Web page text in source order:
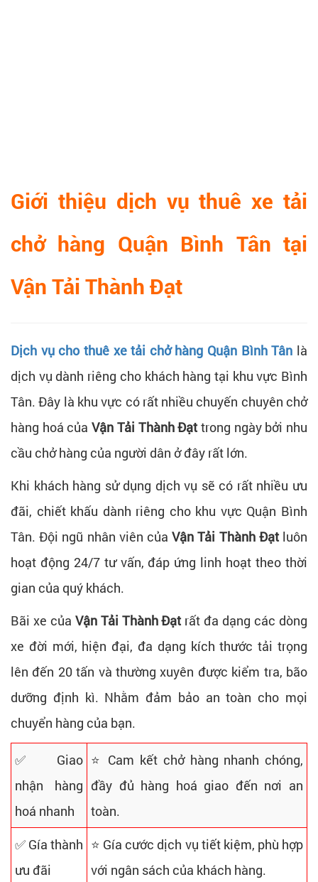
Giới thiệu dịch vụ thuê xe tải
chở hàng Quận Bình Tân tại
Vận Tải Thành Đạt
Dịch vụ cho thuê xe tải chở hàng Quận Bình Tân là
dịch vụ dành riêng cho khách hàng tại khu vực Bình
Tân. Đây là khu vực có rất nhiều chuyến chuyên chở
hàng hoá củaVận Tải Thành Đạt trong ngày bởi nhu
cầu chở hàng của người dân ở đây rất lớn.
Khi khách hàng sử dụng dịch vụ sẽ có rất nhiều ưu
đãi, chiết khấu dành riêng cho khu vực Quận Bình
Tân. Đội ngũ nhân viên củaVận Tải Thành Đạtluôn
hoạt động 24/7 tư vấn, đáp ứng linh hoạt theo thời
gian của quý khách.
Bãi xe của Vận Tải Thành Đạt rất đa dạng các dòng
xe đời mới, hiện đại, đa dạng kích thước tải trọng
lên đến 20 tấn và thường xuyên được kiểm tra, bão
dưỡng định kì. Nhằm đảm bảo an toàn cho mọi
chuyển hàng của bạn.
✅ Giao
nhận hàng
hoá nhanh
⭐ Cam kết chở hàng nhanh chóng,
đầy đủ hàng hoá giao đến nơi an
toàn.
✅ Gía thành
ưu đãi
⭐ Gía cước dịch vụ tiết kiệm, phù hợp
với ngân sách của khách hàng.